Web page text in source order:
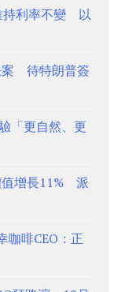
持利率不變 以
案 待特朗普簽
「更自然、更
值增長11% 派
啡CEO：正